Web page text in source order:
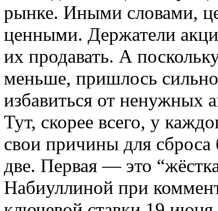
рынке. Иными словами,
ценными. Держатели
их продавать. А
меньше, пришлось
избавиться от ненужных
Тут, скорее всего, у
свои причины для
две. Первая — это
Набиуллиной при